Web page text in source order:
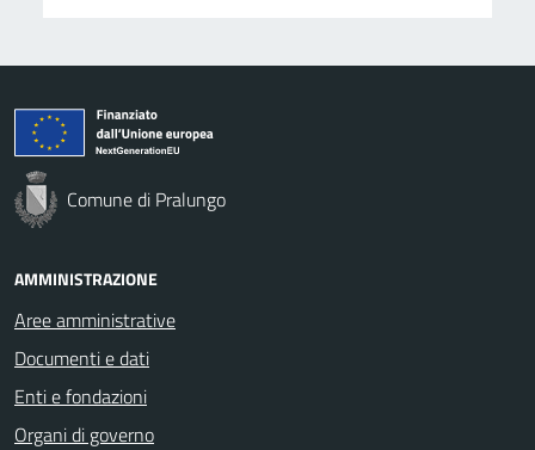
Comune di Pralungo
AMMINISTRAZIONE
Aree amministrative
Documenti e dati
Enti e fondazioni
Organi di governo